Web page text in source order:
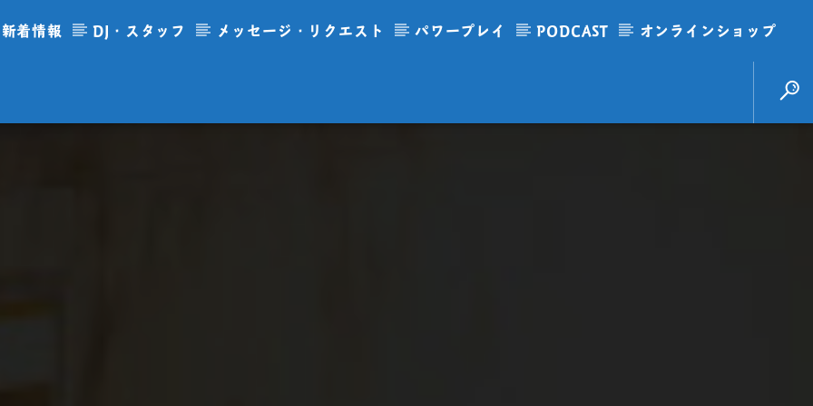
新着情報 DJ・スタッフ メッセージ・リクエスト パワープレイ PODCAST オンラインショップ